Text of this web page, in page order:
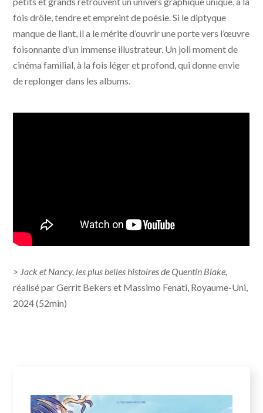
fois drôle, tendre et empreint de poésie. Si le diptyque
manque de liant, il a le mérite d’ouvrir une porte vers l’œuvre
foisonnante d’un immense illustrateur. Un joli moment de
cinéma familial, à la fois léger et profond, qui donne envie
de replonger dans les albums.
> Jack et Nancy, les plus belles histoires de Quentin Blake,
réalisé par Gerrit Bekers et Massimo Fenati, Royaume-Uni,
2024 (52min)